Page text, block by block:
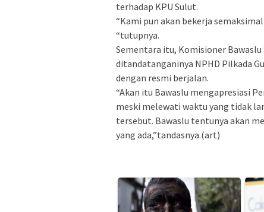
terhadap KPU Sulut.
“Kami pun akan bekerja
“tutupnya.
Sementara itu, Komisioner
ditandatanganinya NPHD Pilkada
dengan resmi berjalan.
“Akan itu Bawaslu mengapresiasi
meski melewati waktu yang tidak
tersebut. Bawaslu tentunya akan
yang ada,”tandasnya.(art)